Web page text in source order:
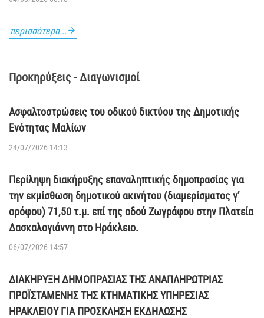
περισσότερα...
Προκηρύξεις - Διαγωνισμοί
Ασφαλτοστρώσεις του οδικού δικτύου της Δημοτικής
Ενότητας Μαλίων
24/07/2026 14:13
Περίληψη διακήρυξης επαναληπτικής δημοπρασίας για
την εκμίσθωση δημοτικού ακινήτου (διαμερίσματος γ’
ορόφου) 71,50 τ.μ. επί της οδού Ζωγράφου στην Πλατεία
Δασκαλογιάννη στο Ηράκλειο.
06/07/2026 14:57
ΔΙΑΚΗΡΥΞΗ ΔΗΜΟΠΡΑΣΙΑΣ ΤΗΣ ΑΝΑΠΛΗΡΩΤΡΙΑΣ
ΠΡΟΪΣΤΑΜΕΝΗΣ ΤΗΣ ΚΤΗΜΑΤΙΚΗΣ ΥΠΗΡΕΣΙΑΣ
ΗΡΑΚΛΕΙΟΥ ΓΙΑ ΠΡΟΣΚΛΗΣΗ ΕΚΔΗΛΩΣΗΣ